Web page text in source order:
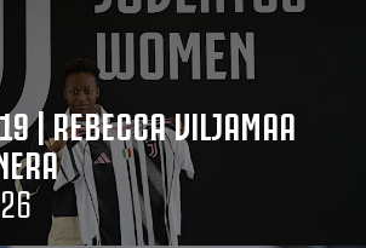
| REBECCA VILJAMAA